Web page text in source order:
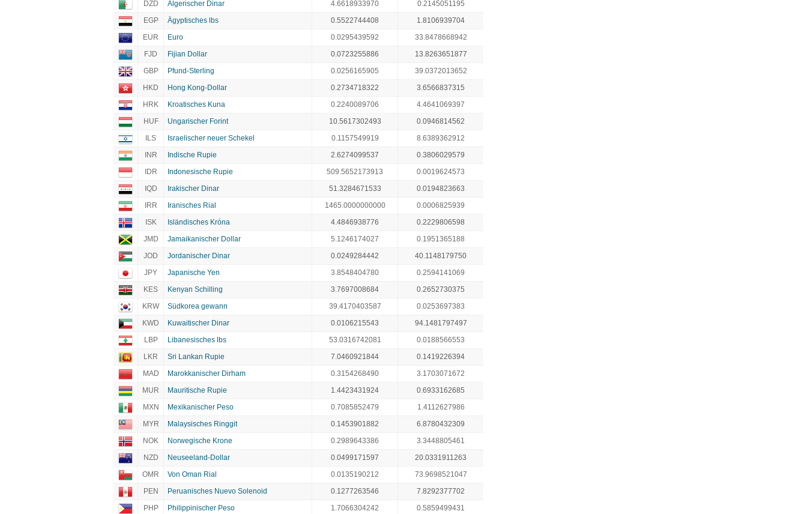
DZD
Algerischer Dinar 4.6618933970
0.2145051195
EGP
Ägyptisches lbs 0.5522744408
1.8106939704
EUR
Euro 0.0295439592
33.8478668942
FJD
Fijian Dollar 0.0723255886
13.8263651877
GBP
Pfund-Sterling 0.0256165905
39.0372013652
HKD
Hong Kong-Dollar 0.2734718322
3.6566837315
HRK
Kroatisches Kuna 0.2240089706
4.4641069397
HUF
Ungarischer Forint 10.5617302493
0.0946814562
ILS
Israelischer neuer Schekel 0.1157549919
8.6389362912
INR
Indische Rupie 2.6274099537
0.3806029579
IDR
Indonesische Rupie 509.5652173913
0.0019624573
IQD
Irakischer Dinar 51.3284671533
0.0194823663
IRR
Iranisches Rial 1465.0000000000
0.0006825939
ISK
Isländisches Króna 4.4846938776
0.2229806598
JMD
Jamaikanischer Dollar 5.1246174027
0.1951365188
JOD
Jordanischer Dinar 0.0249284442
40.1148179750
JPY
Japanische Yen 3.8548404780
0.2594141069
KES
Kenyan Schilling 3.7697008684
0.2652730375
KRW
Südkorea gewann 39.4170403587
0.0253697383
KWD
Kuwaitischer Dinar 0.0106215543
94.1481797497
LBP
Libanesisches lbs 53.0316742081
0.0188566553
LKR
Sri Lankan Rupie 7.0460921844
0.1419226394
MAD
Marokkanischer Dirham 0.3154268490
3.1703071672
MUR
Mauritische Rupie 1.4423431924
0.6933162685
MXN
Mexikanischer Peso 0.7085852479
1.4112627986
MYR
Malaysisches Ringgit 0.1453901882
6.8780432309
NOK
Norwegische Krone 0.2989643386
3.3448805461
NZD
Neuseeland-Dollar 0.0499171597
20.0331911263
OMR
Von Oman Rial 0.0135190212
73.9698521047
PEN
Peruanisches Nuevo Solenoid 0.1277263546
7.8292377702
PHP
Philippinischer Peso 1.7066304242
0.5859499431